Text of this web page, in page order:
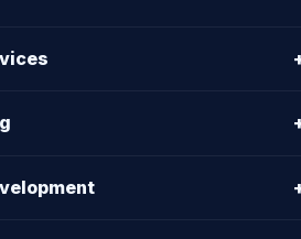
VPS
BD IT CENTER offers
& 24/7 support.